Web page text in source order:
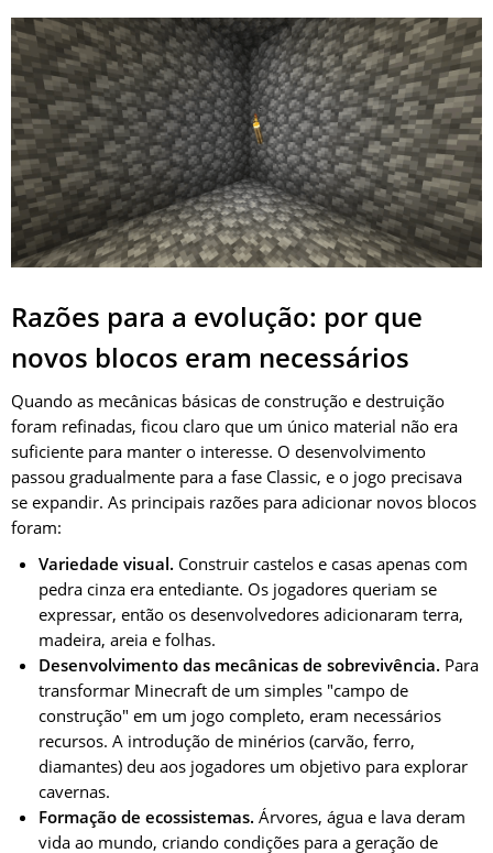
Razões para a evolução: por que
novos blocos eram necessários
Quando as mecânicas básicas de construção e destruição
foram refinadas, ficou claro que um único material não era
suficiente para manter o interesse. O desenvolvimento
passou gradualmente para a fase Classic, e o jogo precisava
se expandir. As principais razões para adicionar novos blocos
foram:
Variedade visual. Construir castelos e casas apenas com
pedra cinza era entediante. Os jogadores queriam se
expressar, então os desenvolvedores adicionaram terra,
madeira, areia e folhas.
Desenvolvimento das mecânicas de sobrevivência. Para
transformar Minecraft de um simples "campo de
construção" em um jogo completo, eram necessários
recursos. A introdução de minérios (carvão, ferro,
diamantes) deu aos jogadores um objetivo para explorar
cavernas.
Formação de ecossistemas. Árvores, água e lava deram
vida ao mundo, criando condições para a geração de